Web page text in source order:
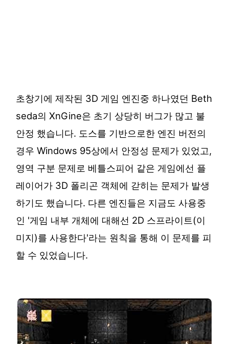
초창기에 제작된 3D 게임 엔진중 하나였던 Beth
seda의 XnGine은 초기 상당히 버그가 많고 불
안정 했습니다. 도스를 기반으로한 엔진 버전의
경우 Windows 95상에서 안정성 문제가 있었고,
영역 구분 문제로 베틀스피어 같은 게임에선 플
레이어가 3D 폴리곤 객체에 갇히는 문제가 발생
하기도 했습니다. 다른 엔진들은 지금도 사용중
인 '게임 내부 개체에 대해선 2D 스프라이트(이
미지)를 사용한다'라는 원칙을 통해 이 문제를 피
할 수 있었습니다.